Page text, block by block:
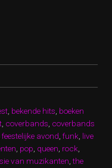
bekende hits boeken
coverbands coverbands
feestelijke avond funk live
pop queen rock
van muzikanten ,the